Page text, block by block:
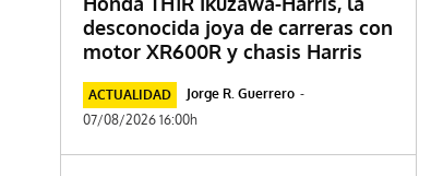
desconocida joya de carreras con
motor XR600R y chasis Harris
ACTUALIDAD Jorge R. Guerrero -
07/08/2026 16:00h